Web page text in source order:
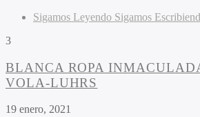
Sigamos Leyendo Sigamos
3
BLANCA ROPA
VOLA-LUHRS
19 enero, 2021